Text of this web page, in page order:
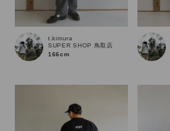
t.kimura
SUPER SHOP 鳥取店
166cm